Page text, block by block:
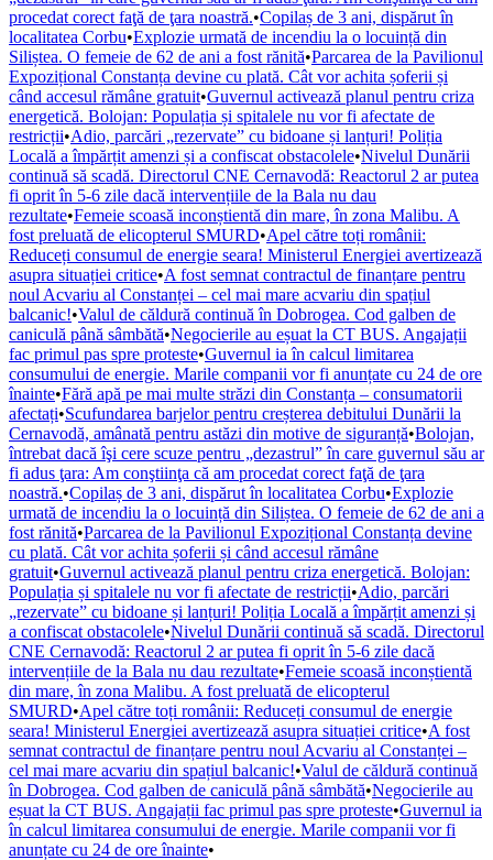
procedat corect faţă de ţara noastră.•Copilaș de 3 ani, dispărut în
localitatea Corbu•Explozie urmată de incendiu la o locuință din
Siliștea. O femeie de 62 de ani a fost rănită•Parcarea de la Pavilionul
Expozițional Constanța devine cu plată. Cât vor achita șoferii și
când accesul rămâne gratuit•Guvernul activează planul pentru criza
energetică. Bolojan: Populația și spitalele nu vor fi afectate de
restricții•Adio, parcări „rezervate” cu bidoane și lanțuri! Poliția
Locală a împărțit amenzi și a confiscat obstacolele•Nivelul Dunării
continuă să scadă. Directorul CNE Cernavodă: Reactorul 2 ar putea
fi oprit în 5-6 zile dacă intervențiile de la Bala nu dau
rezultate•Femeie scoasă inconștientă din mare, în zona Malibu. A
fost preluată de elicopterul SMURD•Apel către toți românii:
Reduceți consumul de energie seara! Ministerul Energiei avertizează
asupra situației critice•A fost semnat contractul de finanțare pentru
noul Acvariu al Constanței – cel mai mare acvariu din spațiul
balcanic!•Valul de căldură continuă în Dobrogea. Cod galben de
caniculă până sâmbătă•Negocierile au eșuat la CT BUS. Angajații
fac primul pas spre proteste•Guvernul ia în calcul limitarea
consumului de energie. Marile companii vor fi anunțate cu 24 de ore
înainte•Fără apă pe mai multe străzi din Constanța – consumatorii
afectați•Scufundarea barjelor pentru creșterea debitului Dunării la
Cernavodă, amânată pentru astăzi din motive de siguranță•Bolojan,
întrebat dacă îşi cere scuze pentru „dezastrul” în care guvernul său ar
fi adus ţara: Am conştiinţa că am procedat corect faţă de ţara
noastră.•Copilaș de 3 ani, dispărut în localitatea Corbu•Explozie
urmată de incendiu la o locuință din Siliștea. O femeie de 62 de ani a
fost rănită•Parcarea de la Pavilionul Expozițional Constanța devine
cu plată. Cât vor achita șoferii și când accesul rămâne
gratuit•Guvernul activează planul pentru criza energetică. Bolojan:
Populația și spitalele nu vor fi afectate de restricții•Adio, parcări
„rezervate” cu bidoane și lanțuri! Poliția Locală a împărțit amenzi și
a confiscat obstacolele•Nivelul Dunării continuă să scadă. Directorul
CNE Cernavodă: Reactorul 2 ar putea fi oprit în 5-6 zile dacă
intervențiile de la Bala nu dau rezultate•Femeie scoasă inconștientă
din mare, în zona Malibu. A fost preluată de elicopterul
SMURD•Apel către toți românii: Reduceți consumul de energie
seara! Ministerul Energiei avertizează asupra situației critice•A fost
semnat contractul de finanțare pentru noul Acvariu al Constanței –
cel mai mare acvariu din spațiul balcanic!•Valul de căldură continuă
în Dobrogea. Cod galben de caniculă până sâmbătă•Negocierile au
eșuat la CT BUS. Angajații fac primul pas spre proteste•Guvernul ia
în calcul limitarea consumului de energie. Marile companii vor fi
anunțate cu 24 de ore înainte•